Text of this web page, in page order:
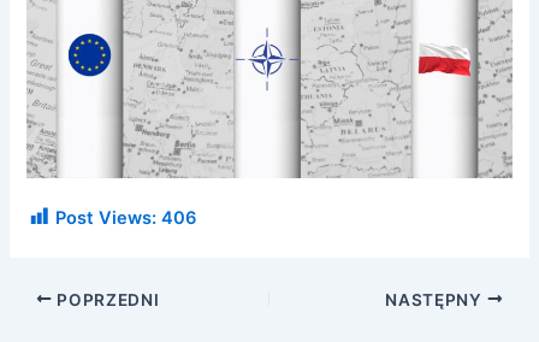
Post Views: 406
POPRZEDNI NASTĘPNY